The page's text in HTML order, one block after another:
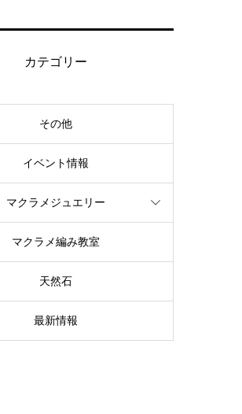
カテゴリー
その他
イベント情報
マクラメジュエリー
マクラメ編み教室
天然石
最新情報